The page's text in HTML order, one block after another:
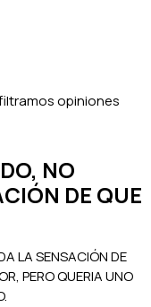
opiniones
NO
DE QUE
LA SENSACIÓN DE
PERO QUERIA UNO